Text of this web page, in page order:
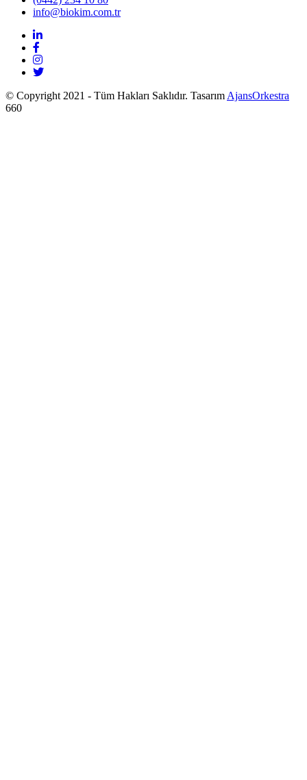
info@biokim.com.tr
© Copyright 2021 - Tüm Hakları Saklıdır. Tasarım AjansOrkestra
660